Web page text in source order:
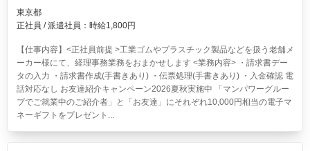
東京都
正社員 / 派遣社員：時給1,800円
【仕事内容】<正社員前提 >工業ゴムやプラスチック製品などを扱う老舗メ
ーカー様にて、経理事務業務をおまかせします <業務内容> ・請求書デー
タの入力 ・請求書作成(手書きあり) ・伝票処理(手書きあり) ・入金確認 電
話対応なし お友達紹介キャンペーン2026夏秋実施中 「マンパワーグルー
プでご就業中のご紹介者」と「お友達」にそれぞれ10,000円相当の電子マ
ネーギフトをプレゼント...